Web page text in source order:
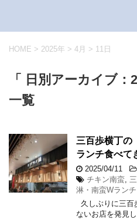
HOME > 2025年 > 4月 > 11日
「 日別アーカイブ：
一覧
三百歩横丁の
ランチ食べて
2025/04/11
チキン南蛮
淋・南蛮Wランチ
久しぶりに三
ないお店を発